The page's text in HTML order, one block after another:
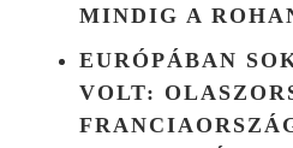
MINDIG A
EURÓPÁBAN
VOLT: